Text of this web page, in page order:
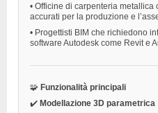
• Officine di carpenteria metallica
accurati per la produzione e
• Progettisti BIM che richiedono
software Autodesk come Revit e
🧩 Funzionalità principali
✔️ Modellazione 3D parametrica